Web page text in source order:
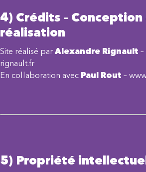
4) Crédits – Conception
réalisation
Site réalisé par Alexandre Rignault –
rignault.fr
En collaboration avec Paul Rout –
5) Propriété